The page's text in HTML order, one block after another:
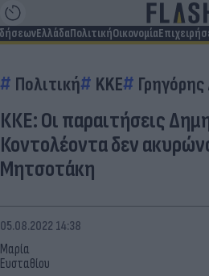
ΕλλάδαΠολιτικήΟικονομία
Πολιτική KKE
ΚΚΕ: Οι παραιτήσεις
Κοντολέοντα δεν
Μητσοτάκη
Μαρία
Ευσταθίου
05.08.2022 14:38